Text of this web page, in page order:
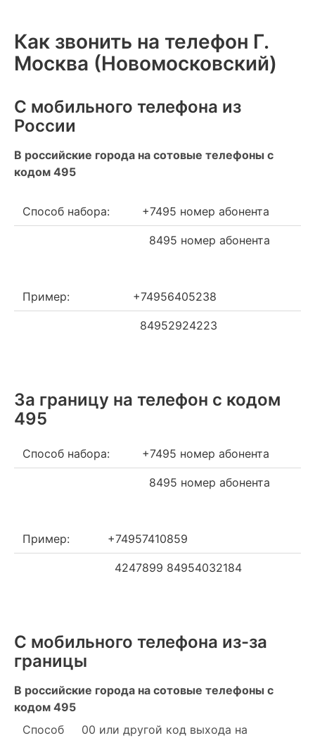
Как звонить на телефон Г.
Москва (Новомосковский)
С мобильного телефона из
России
В российские города на сотовые телефоны с
кодом 495
Способ набора: +7495 номер абонента
8495 номер абонента
Пример: +74956405238
84952924223
За границу на телефон c кодом
495
Способ набора: +7495 номер абонента
8495 номер абонента
Пример: +74957410859
4247899 84954032184
С мобильного телефона из-за
границы
В российские города на сотовые телефоны с
кодом 495
Способ
00 или другой код выхода на